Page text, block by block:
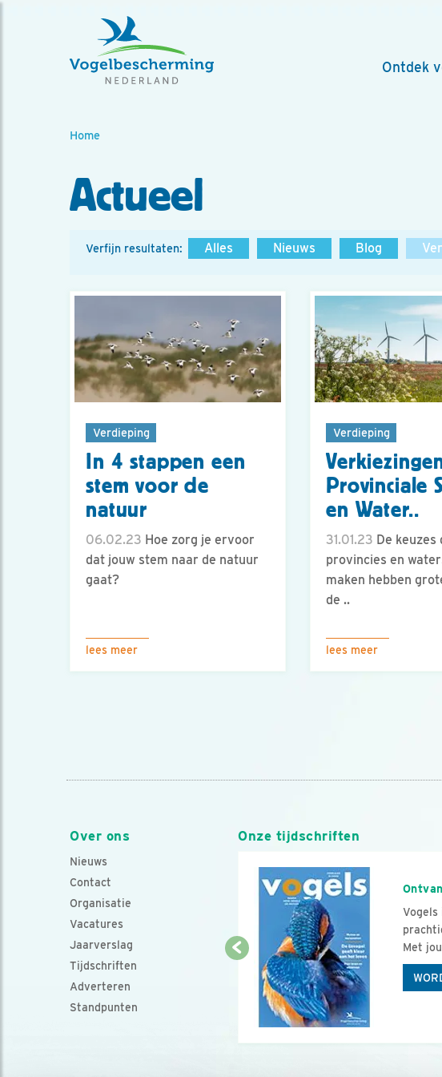
Ontdek
Home
Actueel
Verfijn resultaten: Alles Nieuws Blog
Verdieping
In 4 stappen een
stem voor de
natuur
06.02.23 Hoe zorg je ervoor
dat jouw stem naar de natuur
gaat?
lees meer
Verdieping
Provinciale
en Water..
31.01.23 De keuzes
provincies en
maken hebben
de ..
lees meer
Over ons
Nieuws
Contact
Organisatie
Vacatures
Jaarverslag
Tijdschriften
Adverteren
Standpunten
Onze tijdschriften
Met